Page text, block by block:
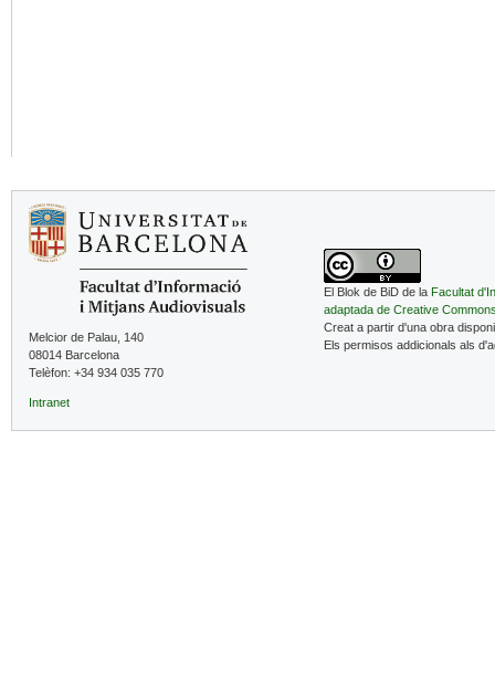
Melcior de Palau, 140
08014 Barcelona
Telèfon: +34 934 035 770
Intranet
El Blok de BiD de la Facultat
adaptada de Creative
Creat a partir d'una obra
Els permisos addicionals als